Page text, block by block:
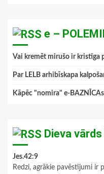
e –
Vai kremēt mirušo ir kristīga
Par LELB arhibīskapa
Kāpēc "nomira" e-
Dieva
Jes.42:9
Redzi, agrākie pavēstījumi ir